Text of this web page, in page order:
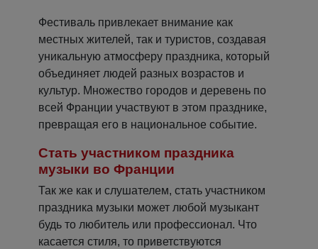
Фестиваль привлекает внимание как
местных жителей, так и туристов, создавая
уникальную атмосферу праздника, который
объединяет людей разных возрастов и
культур. Множество городов и деревень по
всей Франции участвуют в этом празднике,
превращая его в национальное событие.
Cтать участником праздника
музыки во Франции
Так же как и слушателем, стать участником
праздника музыки может любой музыкант
будь то любитель или профессионал. Что
касается стиля, то приветствуются